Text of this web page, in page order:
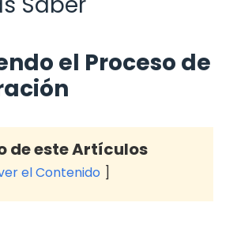
el Proceso de
de este Artículos
el Contenido